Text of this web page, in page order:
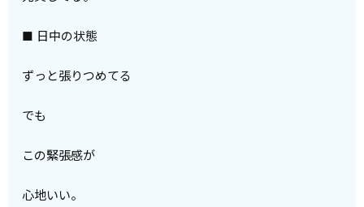
■ 日中の状態
ずっと張りつめてる
でも
この緊張感が
心地いい。